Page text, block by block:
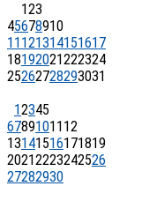
123
45678910
11 121314151617
18192021222324
25262728293031
12345
67891011 12
13141516171819
20212223242526
27282930